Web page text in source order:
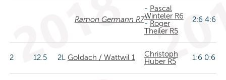
Ramon Germann R7
- Pascal
Winteler R6
- Roger
Theiler R5
2:6 4:6
2 12.5 2L Goldach / Wattwil 1
Christoph
Huber R5
1:6 0:6